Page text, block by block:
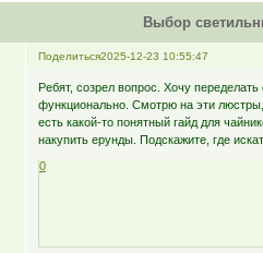
Выбор
Поделиться2025-12-23 10:55:47
Ребят, созрел вопрос. Хочу
функционально. Смотрю на эти
есть какой-то понятный гайд для
накупить ерунды. Подскажите, где
0